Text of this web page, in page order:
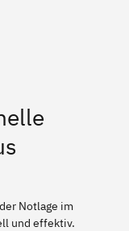
Notlage im
und effektiv.